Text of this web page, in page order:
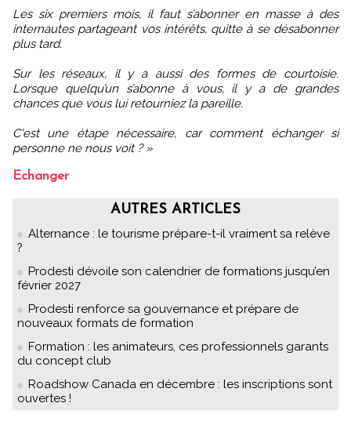
Les six premiers mois, il faut s’abonner en masse à des
internautes partageant vos intérêts, quitte à se désabonner
plus tard.
Sur les réseaux, il y a aussi des formes de courtoisie.
Lorsque quelqu’un s’abonne à vous, il y a de grandes
chances que vous lui retourniez la pareille.
C'est une étape nécessaire, car comment échanger si
personne ne nous voit ? »
Echanger
AUTRES ARTICLES
Alternance : le tourisme prépare-t-il vraiment sa relève
?
Prodesti dévoile son calendrier de formations jusqu’en
février 2027
Prodesti renforce sa gouvernance et prépare de
nouveaux formats de formation
Formation : les animateurs, ces professionnels garants
du concept club
Roadshow Canada en décembre : les inscriptions sont
ouvertes !